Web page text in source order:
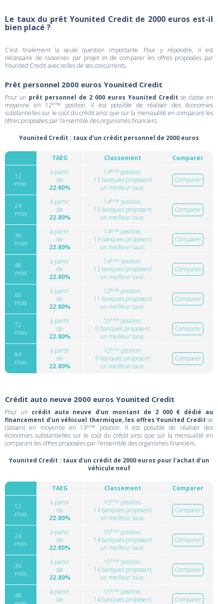
Le taux du prêt Younited Credit de 2000 euros est-il
bien placé ?
C'est finalement la seule question importante. Pour y répondre, il est
nécessaire de raisonner par projet et de comparer les offres proposées par
Younited Credit avec celles de ses concurrents.
Prêt personnel 2000 euros Younited Credit
Pour un prêt personnel de 2 000 euros Younited Credit se classe en
moyenne en 12ème
position. Il est possible de réaliser des économies
substantielles sur le coût du crédit ainsi que sur la mensualité en comparant les
offres proposées par l'ensemble des organismes financiers.
Younited Credit : taux d'un crédit personnel de 2000 euros
TAEG Classement Comparer
12
mois
à partir
de
22.80%
14èmeposition.
13 banques proposent
un meilleur taux.
Comparer
24
mois
à partir
de
22.80%
14èmeposition.
13 banques proposent
un meilleur taux.
Comparer
36
mois
à partir
de
22.80%
14èmeposition.
13 banques proposent
un meilleur taux.
Comparer
48
mois
à partir
de
22.80%
14èmeposition.
13 banques proposent
un meilleur taux.
Comparer
60
mois
à partir
de
22.80%
12èmeposition.
11 banques proposent
un meilleur taux.
Comparer
72
mois
à partir
de
22.80%
10èmeposition.
9 banques proposent
un meilleur taux.
Comparer
84
mois
à partir
de
22.80%
10èmeposition.
9 banques proposent
un meilleur taux.
Comparer
Crédit auto neuve 2000 euros Younited Credit
Pour un crédit auto neuve d'un montant de 2 000 € dédié au
financement d'un véhicuel thermique, les offres Younited Credit se
classent en moyenne en 13ème
position. Il est possible de réaliser des
économies substantielles sur le coût du crédit ainsi que sur la mensualité en
comparant les offres proposées par l'ensemble des organismes financiers.
Younited Credit : taux d'un crédit de 2000 euros pour l'achat d'un
véhicule neuf
TAEG Classement Comparer
12
mois
à partir
de
22.80%
15èmeposition.
14 banques proposent
un meilleur taux.
Comparer
24
mois
à partir
de
22.80%
15èmeposition.
14 banques proposent
un meilleur taux.
Comparer
36
mois
à partir
de
22.80%
15èmeposition.
14 banques proposent
un meilleur taux.
Comparer
48
à partir
de
15èmeposition.
14 banques proposent
Comparer